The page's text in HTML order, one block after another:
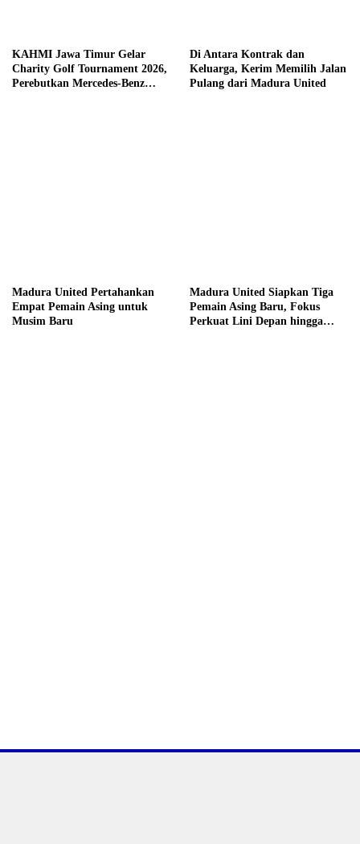
KAHMI Jawa Timur Gelar
Charity Golf Tournament 2026,
Perebutkan Mercedes-Benz
Di Antara Kontrak dan
Keluarga, Kerim Memilih Jalan
Pulang dari Madura United
Madura United Pertahankan
Empat Pemain Asing untuk
Musim Baru
Madura United Siapkan Tiga
Pemain Asing Baru, Fokus
Perkuat Lini Depan hingga